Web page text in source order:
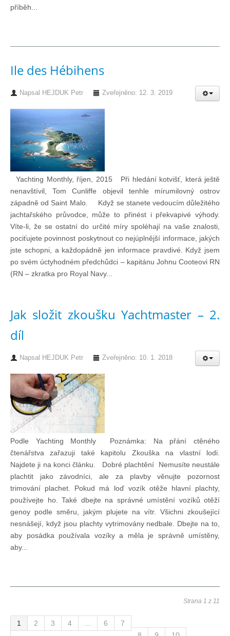
Kontakt
Mé inzeráty
příběh...
Ile des Hébihens
Napsal HEJDUK Petr Zveřejněno: 12. 3. 2019
Yachting Monthly, říjen, 2015 Při hledání kotvišť, která ještě
nenavštívil, Tom Cunliffe objevil tenhle mírumilovný ostrov
západně od Saint Malo. Když se stanete vedoucím důležitého
jachtařského průvodce, může to přinést i překvapivé výhody.
Víte-li, že se ostatní do určité míry spoléhají na vaše znalosti,
pociťujete povinnost poskytnout co nejúplnější informace, jakých
jste schopni, a každopádně jen informace pravdivé. Když jsem
po svém úctyhodném předchůdci – kapitánu Johnu Cooteovi RN
(RN – zkratka pro Royal Navy...
Jak složit zkoušku Yachtmaster – 2.
díl
Napsal HEJDUK Petr Zveřejněno: 10. 1. 2018
Podle Yachting Monthly Poznámka: Na přání ctěného
čtenářstva zařazuji také kapitolu Zkouška na vlastní lodi.
Najdete ji na konci článku. Dobré plachtění Nemusíte neustále
plachtit jako závodníci, ale za plavby věnujte pozornost
trimování plachet. Pokud má loď vozík otěže hlavní plachty,
používejte ho. Také dbejte na správné umístění vozíků otěží
genoy podle směru, jakým plujete na vítr. Všichni zkoušející
nesnášejí, když jsou plachty vytrimovány nedbale. Dbejte na to,
aby posádka používala vozíky a měla je správně umístěny,
aby...
Strana 1 z 11
1 2 3 4 ... 6
7